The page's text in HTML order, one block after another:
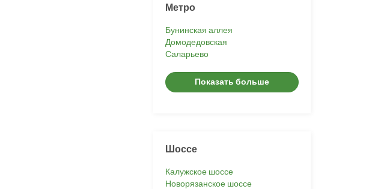
Метро
Бунинская аллея
Домодедовская
Саларьево
Показать больше
Шоссе
Калужское шоссе
Новорязанское шоссе